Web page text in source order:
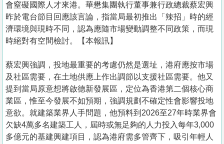
手
冊
關
我
們
會窒礙國際人才來港。華懋集團執行董事兼行政總裁蔡宏興
昨於電台節目回應該言論，指當局最初推出「辣招」時的經
濟環境與現時不同，認為應隨市場變動調整不同政策，而現
時絕對有空間檢討。【本報訊】
蔡宏興強調，投地最重要的考慮仍然是選址，港府應按市場
及社區需要，在土地供應上作出調節以支援社區需要。他又
提到當局原意想將啟德新發展區，定位為香港第二個核心商
業區，惟至今發展不如預期，強調規劃不確定性會影響投地
意欲。就建築業界人手問題，他預料到2026至27年時業界會
欠缺4萬多名建築工人，屆時或無足夠的人力投入每年3,000
多億元的基建興建項目，認為港府需多管齊下，吸引年輕人